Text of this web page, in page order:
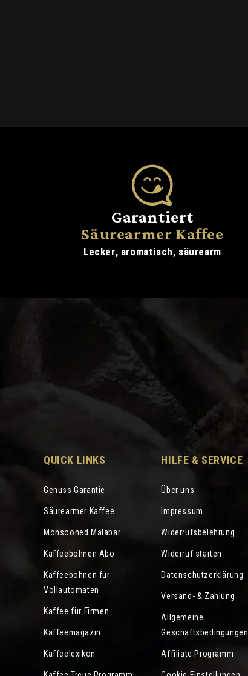
Garantiert
Säurearmer Kaffee
Lecker, aromatisch, säurearm
QUICK LINKS
Genuss Garantie
Säurearmer Kaffee
Monsooned Malabar
Kaffeebohnen Abo
Kaffeebohnen für
Vollautomaten
Kaffee für Firmen
Kaffeemagazin
Kaffeelexikon
HILFE & SERVICE
Über uns
Impressum
Widerrufsbelehrung
Widerruf starten
Datenschutzerklärung
Versand- & Zahlung
Allgemeine
Geschäftsbedingungen
Affiliate Programm